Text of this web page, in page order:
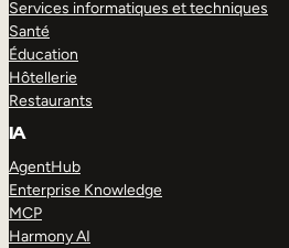
Services informatiques et techniques
Santé
Éducation
Hôtellerie
Restaurants
IA
AgentHub
Enterprise Knowledge
MCP
Harmony AI